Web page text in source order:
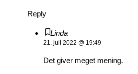
Reply
Linda
21. juli 2022 @ 19:49
Det giver meget mening.